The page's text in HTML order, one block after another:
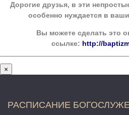
Дорогие друзья, в эти
особенно нуждается в
Вы можете сделать это
ссылке: http://
×
РАСПИСАНИЕ